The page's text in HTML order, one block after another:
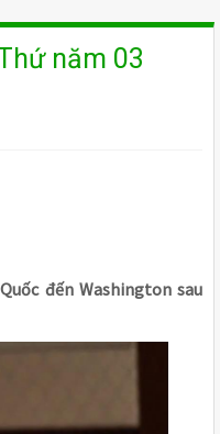
năm 03
đến Washington sau